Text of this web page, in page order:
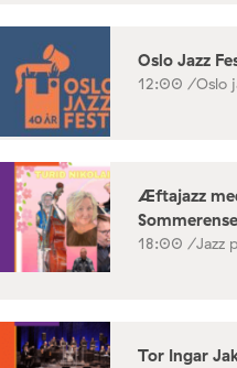
Oslo Jazz
12:00 /Oslo
Æftajazz
18:00 /Jazz
Tor Ingar